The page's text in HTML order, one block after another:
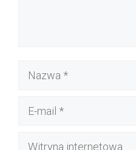
Nazwa
Witryna